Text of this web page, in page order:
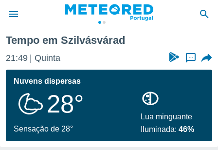
da
foi
fornecidas
a este
das
Tempo em Szilvásvárad
21:49 Quinta ...
Nuvens dispersas
28°
Sensação de 28°
Lua minguante
Iluminada:46%